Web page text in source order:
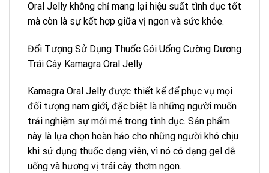
Oral Jelly không chỉ mang lại hiệu suất tình dục tốt
mà còn là sự kết hợp giữa vị ngon và sức khỏe.
Đối Tượng Sử Dụng Thuốc Gói Uống Cường Dương
Trái Cây Kamagra Oral Jelly
Kamagra Oral Jelly được thiết kế để phục vụ mọi
đối tượng nam giới, đặc biệt là những người muốn
trải nghiệm sự mới mẻ trong tình dục. Sản phẩm
này là lựa chọn hoàn hảo cho những người khó chịu
khi sử dụng thuốc dạng viên, vì nó có dạng gel dễ
uống và hương vị trái cây thơm ngon.